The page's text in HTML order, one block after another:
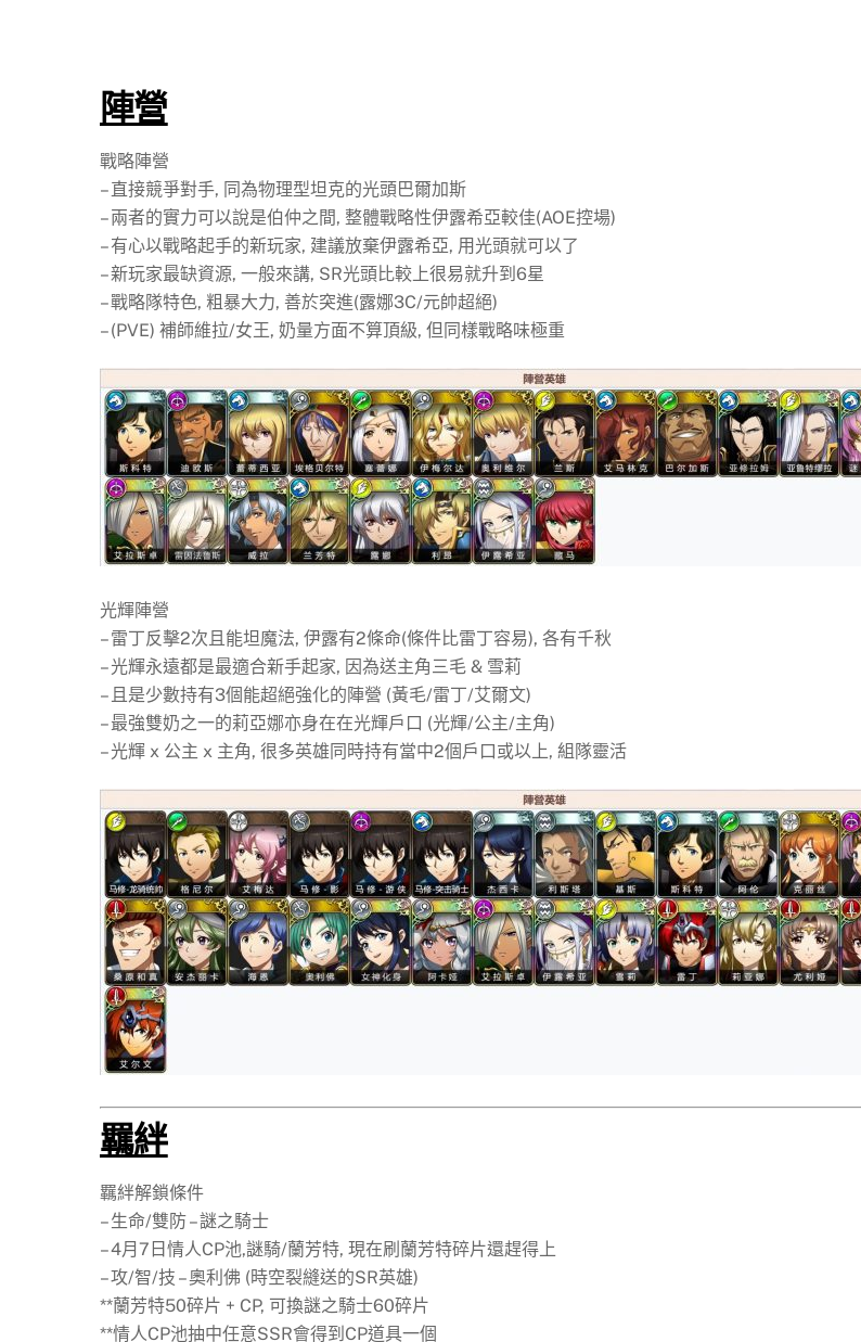
陣營
戰略陣營
– 直接競爭對手, 同為物理型坦克的光頭巴爾加斯
– 兩者的實力可以說是伯仲之間, 整體戰略性伊露希亞較佳(AOE控場)
– 有心以戰略起手的新玩家, 建議放棄伊露希亞, 用光頭就可以了
– 新玩家最缺資源, 一般來講, SR光頭比較上很易就升到6星
– 戰略隊特色, 粗暴大力, 善於突進(露娜3C/元帥超絕)
– (PVE) 補師維拉/女王, 奶量方面不算頂級, 但同樣戰略味極重
光輝陣營
– 雷丁反擊2次且能坦魔法, 伊露有2條命(條件比雷丁容易), 各有千秋
– 光輝永遠都是最適合新手起家, 因為送主角三毛 & 雪莉
– 且是少數持有3個能超絕強化的陣營 (黃毛/雷丁/艾爾文)
– 最強雙奶之一的莉亞娜亦身在在光輝戶口 (光輝/公主/主角)
– 光輝 x 公主 x 主角, 很多英雄同時持有當中2個戶口或以上, 組隊靈活
羈絆
羈絆解鎖條件
– 生命/雙防 – 謎之騎士
– 4月7日情人CP池,謎騎/蘭芳特, 現在刷蘭芳特碎片還趕得上
– 攻/智/技 – 奧利佛 (時空裂縫送的SR英雄)
**蘭芳特50碎片 + CP, 可換謎之騎士60碎片
**情人CP池抽中任意SSR會得到CP道具一個